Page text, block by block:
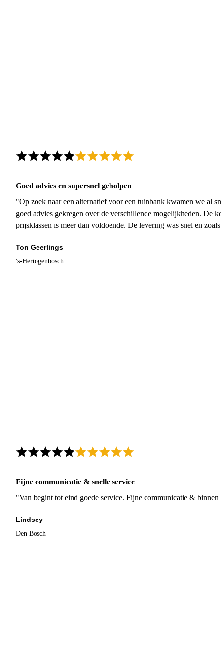
Goed advies en supersnel geholpen
"Op zoek naar een alternatief voor een tuinbank kwamen we al
goed advies gekregen over de verschillende mogelijkheden. De
prijsklassen is meer dan voldoende. De levering was snel en
Ton Geerlings
's-Hertogenbosch
Fijne communicatie & snelle service
"Van begint tot eind goede service. Fijne communicatie &
Lindsey
Den Bosch